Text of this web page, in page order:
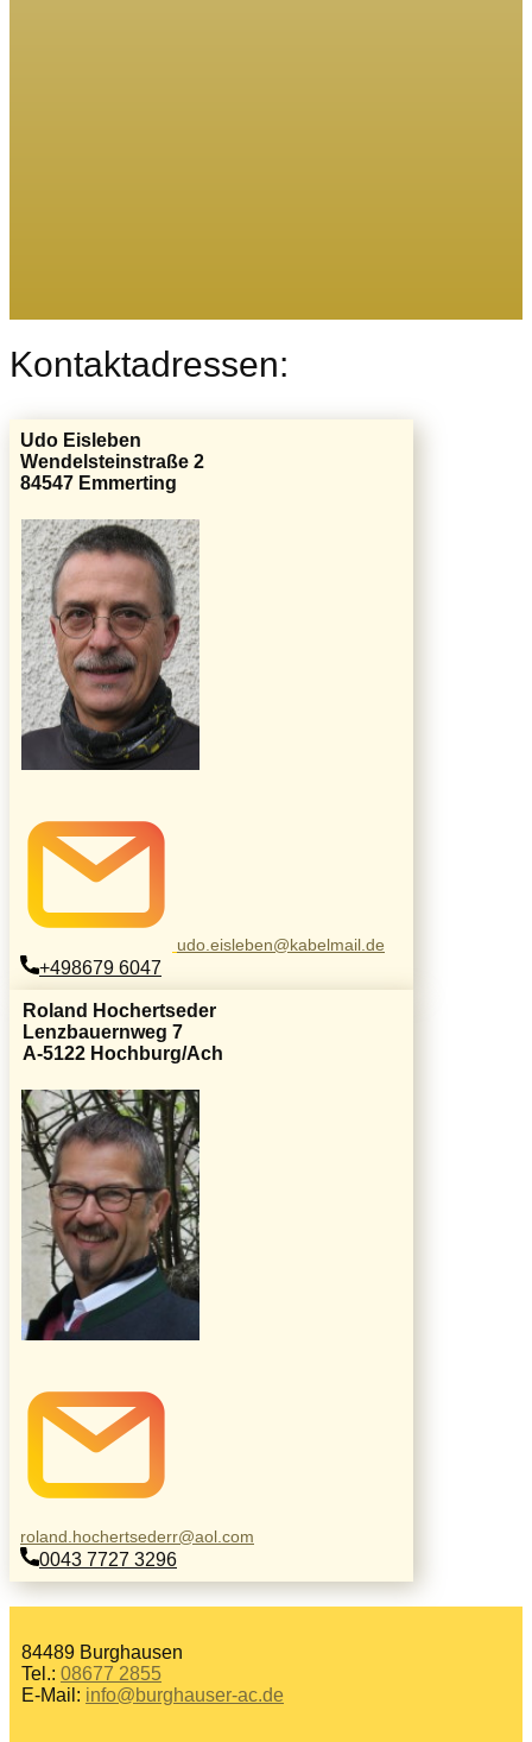
Kontaktadressen:
Udo Eisleben
Wendelsteinstraße 2
84547 Emmerting
udo.eisleben@kabelmail.de
+498679 6047
Roland Hochertseder
Lenzbauernweg 7
A-5122 Hochburg/Ach
roland.hochertsederr@aol.com
0043 7727 3296
84489 Burghausen
Tel.: 08677 2855
E-Mail: info@burghauser-ac.de